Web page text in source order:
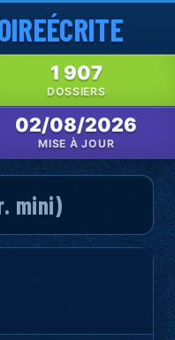
ÉCRITE
1 907
DOSSIERS
02/08/2026
MISE À JOUR